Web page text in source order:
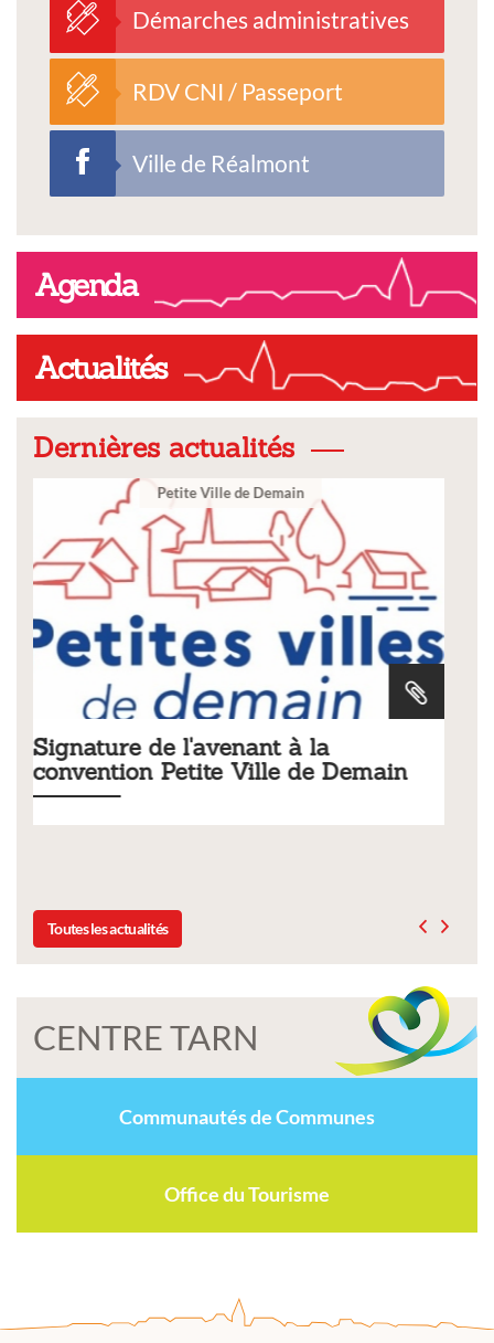
Démarches administratives
RDV CNI / Passeport
Ville de Réalmont
Agenda
Actualités
Dernières actualités
Ville
Tarifs 2026 des services
municipaux
Toutes les actualités
CENTRE TARN
Communautés de Communes
Office du Tourisme